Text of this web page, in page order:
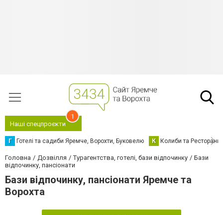
Наші спецпроєкти
1
Г Готелі та садиби Яремче, Ворохти, Буковелю К Колиби та Ресторани
Головна Дозвілля Турагентства, готелі, бази відпочинку
Бази
відпочинку, пансіонати
Бази відпочинку, пансіонати Яремче та
Ворохта